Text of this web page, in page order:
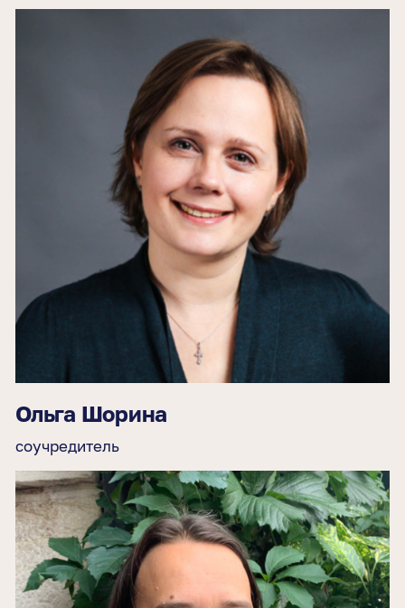
Ольга Шорина
соучредитель